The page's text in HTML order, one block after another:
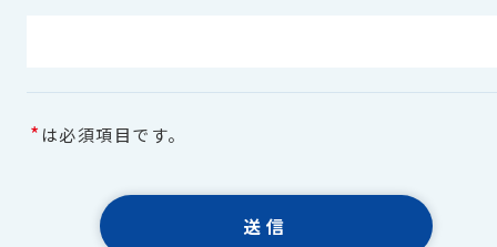
* は必須項目です。